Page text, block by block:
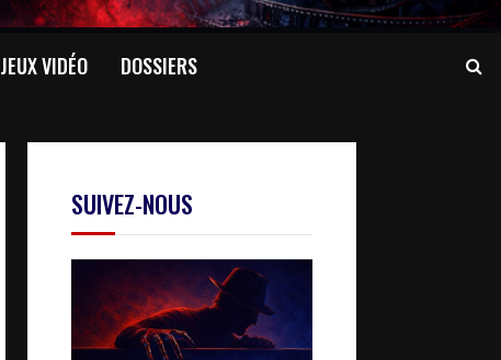
JEUX VIDÉO DOSSIERS
SUIVEZ-NOUS